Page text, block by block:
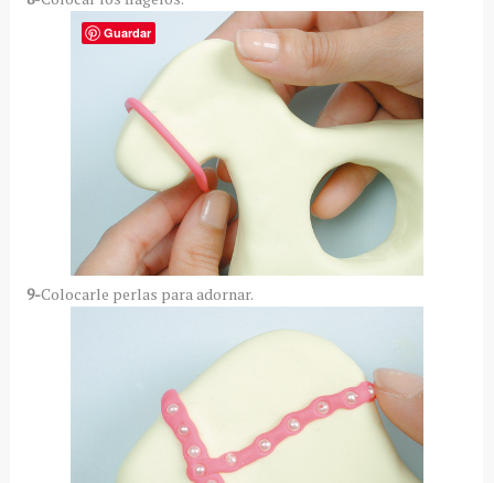
9-Colocarle perlas para adornar.
Guardar